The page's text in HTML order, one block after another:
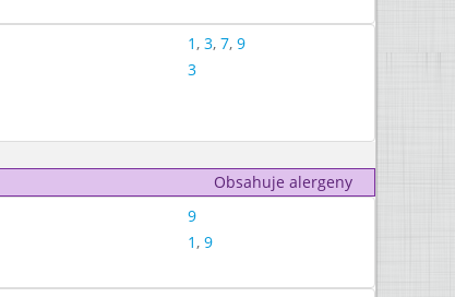
1, 3, 7, 9
3
Obsahuje alergeny
9
1, 9